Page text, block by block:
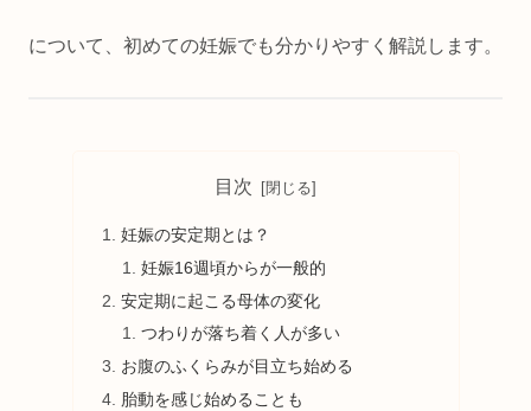
について、初めての妊娠でも分かりやすく解説します。
目次
妊娠の安定期とは？
妊娠16週頃からが一般的
安定期に起こる母体の変化
つわりが落ち着く人が多い
お腹のふくらみが目立ち始める
胎動を感じ始めることも